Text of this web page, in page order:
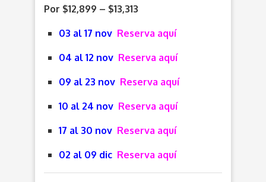
Por $12,899 – $13,313
03 al 17 nov Reserva aquí
04 al 12 nov Reserva aquí
09 al 23 nov Reserva aquí
10 al 24 nov Reserva aquí
17 al 30 nov Reserva aquí
02 al 09 dic Reserva aquí